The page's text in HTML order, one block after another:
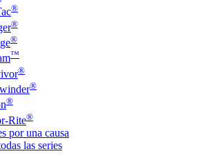
®
®
®
™
®
®
®
Rite®
por una causa
las series